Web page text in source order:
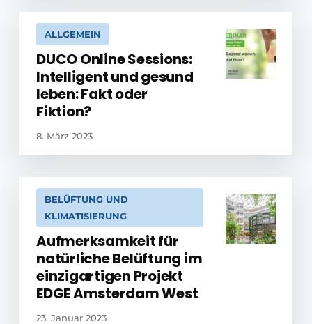
ALLGEMEIN
DUCO Online Sessions:
Intelligent und gesund
leben: Fakt oder
Fiktion?
8. März 2023
BELÜFTUNG UND
KLIMATISIERUNG
Aufmerksamkeit für
natürliche Belüftung im
einzigartigen Projekt
EDGE Amsterdam West
23. Januar 2023